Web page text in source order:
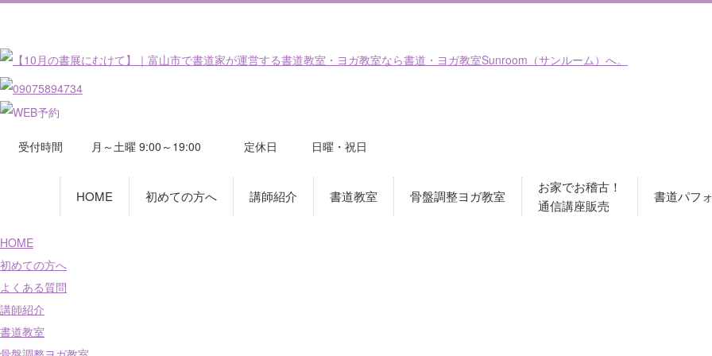
受付時間 月～土曜 9:00～19:00 定休日 日曜・祝日
HOME 初めての方へ 講師紹介 書道教室 骨盤調整ヨガ教室
お家でお稽古！
通信講座販売
書道パフ
HOME
初めての方へ
よくある質問
講師紹介
書道教室